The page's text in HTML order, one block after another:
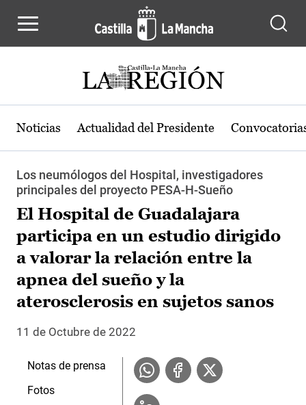
Noticias Actualidad del Presidente
Los neumólogos del Hospital, investigadores
principales del proyecto PESA-H-Sueño
El Hospital de Guadalajara
participa en un estudio dirigido
a valorar la relación entre la
apnea del sueño y la
aterosclerosis en sujetos sanos
11 de Octubre de 2022
Notas de prensa
Fotos